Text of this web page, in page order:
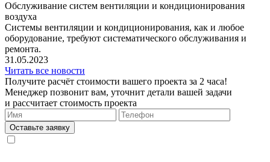
Обслуживание систем вентиляции и кондиционирования
воздуха
Системы вентиляции и кондиционирования, как и любое
оборудование, требуют систематического обслуживания и
ремонта.
31.05.2023
Читать все новости
Получите расчёт стоимости вашего проекта за 2 часа!
Менеджер позвонит вам, уточнит детали вашей задачи
и рассчитает стоимость проекта
Оставьте заявку